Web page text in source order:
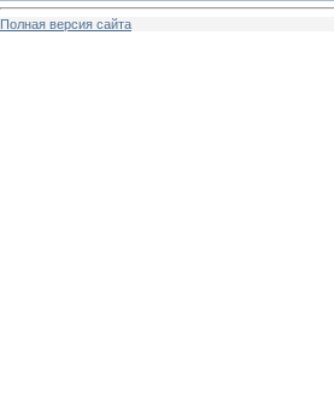
Полная версия сайта